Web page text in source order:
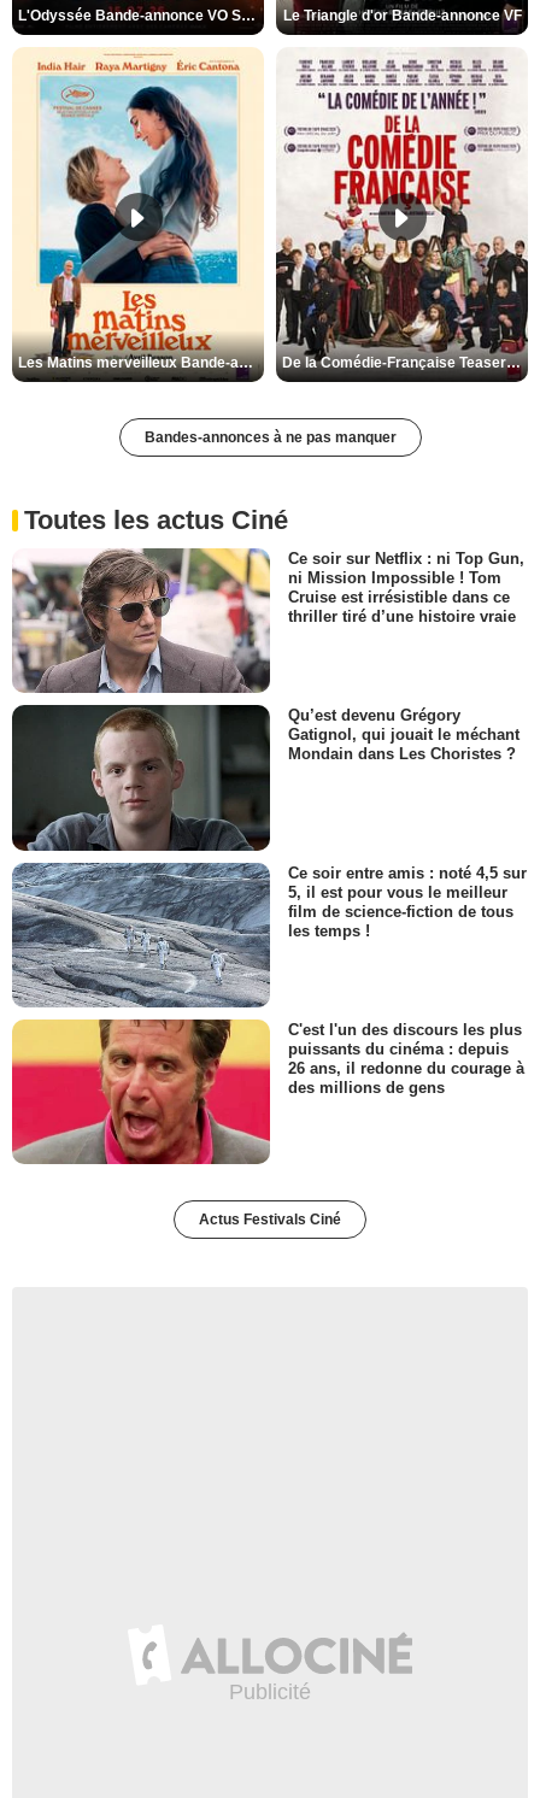
L'Odyssée Bande-annonce VO STFR Le Triangle d'or Bande-annonce VF
Les Matins merveilleux Bande-annonce VF De la Comédie-Française Teaser VF
Bandes-annonces à ne pas manquer
Toutes les actus Ciné
Ce soir sur Netflix : ni Top Gun,
ni Mission Impossible ! Tom
Cruise est irrésistible dans ce
thriller tiré d’une histoire vraie
Qu’est devenu Grégory
Gatignol, qui jouait le méchant
Mondain dans Les Choristes ?
Ce soir entre amis : noté 4,5 sur
5, il est pour vous le meilleur
film de science-fiction de tous
les temps !
C'est l'un des discours les plus
puissants du cinéma : depuis
26 ans, il redonne du courage à
des millions de gens
Actus Festivals Ciné